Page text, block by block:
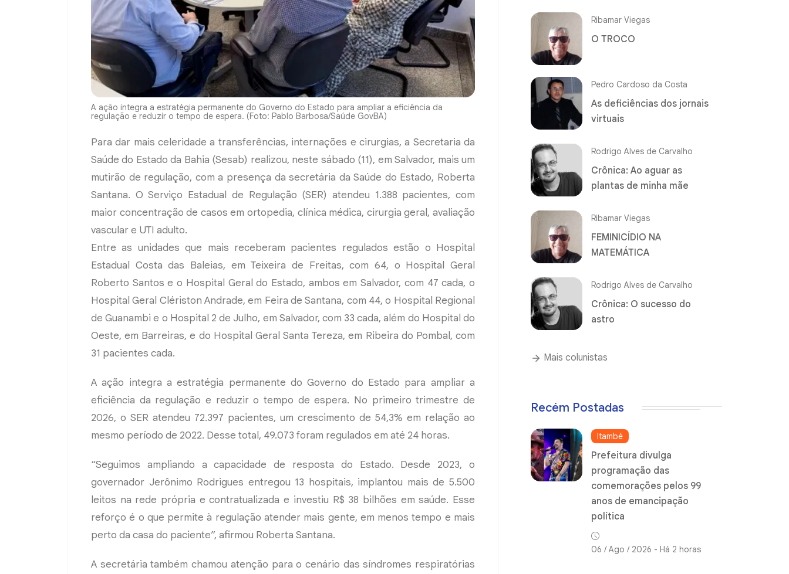
A ação integra a estratégia permanente do Governo do Estado para ampliar a eficiência da
regulação e reduzir o tempo de espera. (Foto: Pablo Barbosa/Saúde GovBA)
Para dar mais celeridade a transferências, internações e cirurgias, a Secretaria da
Saúde do Estado da Bahia (Sesab) realizou, neste sábado (11), em Salvador, mais um
mutirão de regulação, com a presença da secretária da Saúde do Estado, Roberta
Santana. O Serviço Estadual de Regulação (SER) atendeu 1.388 pacientes, com
maior concentração de casos em ortopedia, clínica médica, cirurgia geral, avaliação
vascular e UTI adulto.
Entre as unidades que mais receberam pacientes regulados estão o Hospital
Estadual Costa das Baleias, em Teixeira de Freitas, com 64, o Hospital Geral
Roberto Santos e o Hospital Geral do Estado, ambos em Salvador, com 47 cada, o
Hospital Geral Clériston Andrade, em Feira de Santana, com 44, o Hospital Regional
de Guanambi e o Hospital 2 de Julho, em Salvador, com 33 cada, além do Hospital do
Oeste, em Barreiras, e do Hospital Geral Santa Tereza, em Ribeira do Pombal, com
31 pacientes cada.
A ação integra a estratégia permanente do Governo do Estado para ampliar a
eficiência da regulação e reduzir o tempo de espera. No primeiro trimestre de
2026, o SER atendeu 72.397 pacientes, um crescimento de 54,3% em relação ao
mesmo período de 2022. Desse total, 49.073 foram regulados em até 24 horas.
“Seguimos ampliando a capacidade de resposta do Estado. Desde 2023, o
governador Jerônimo Rodrigues entregou 13 hospitais, implantou mais de 5.500
leitos na rede própria e contratualizada e investiu R$ 38 bilhões em saúde. Esse
reforço é o que permite à regulação atender mais gente, em menos tempo e mais
perto da casa do paciente”, afirmou Roberta Santana.
A secretária também chamou atenção para o cenário das síndromes respiratórias
Ribamar Viegas
O TROCO
Pedro Cardoso da Costa
As deficiências dos jornais
virtuais
Rodrigo Alves de Carvalho
Crônica: Ao aguar as
plantas de minha mãe
Ribamar Viegas
FEMINICÍDIO NA
MATEMÁTICA
Rodrigo Alves de Carvalho
Crônica: O sucesso do
astro
Mais colunistas
Recém Postadas
Itambé
Prefeitura divulga
programação das
comemorações pelos 99
anos de emancipação
política
06 / Ago / 2026 - Há 2 horas